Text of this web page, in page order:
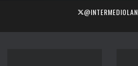
@INTERMEDIOLAN_